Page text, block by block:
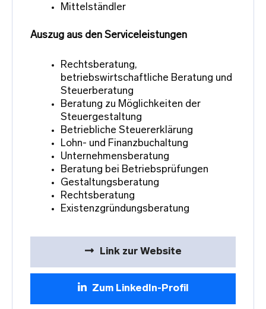
Mittelständler
Auszug aus den Serviceleistungen
Rechtsberatung,
betriebswirtschaftliche Beratung und
Steuerberatung
Beratung zu Möglichkeiten der
Steuergestaltung
Betriebliche Steuererklärung
Lohn- und Finanzbuchaltung
Unternehmensberatung
Beratung bei Betriebsprüfungen
Gestaltungsberatung
Rechtsberatung
Existenzgründungsberatung
Link zur Website
Zum LinkedIn-Profil